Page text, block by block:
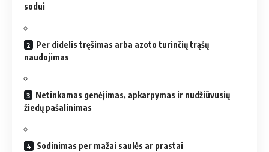
sodui
Per didelis tręšimas arba azoto turinčių trąšų
naudojimas
Netinkamas genėjimas, apkarpymas ir nudžiūvusių
žiedų pašalinimas
Sodinimas per mažai saulės ar prastai